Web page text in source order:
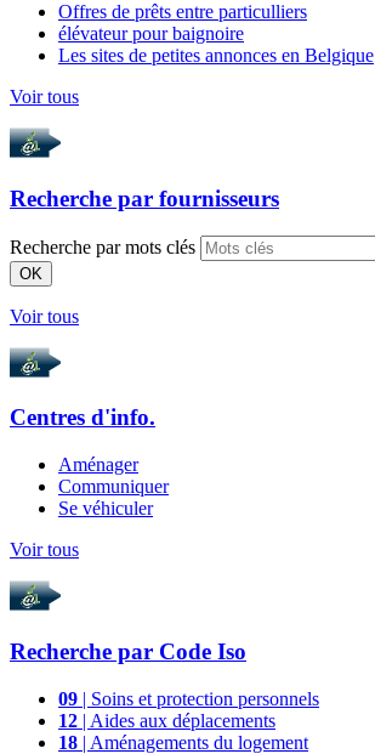
Offres de prêts entre particulliers
élévateur pour baignoire
Les sites de petites annonces en Belgique
Voir tous
Recherche par fournisseurs
Recherche par mots clés
OK
Voir tous
Centres d'info.
Aménager
Communiquer
Se véhiculer
Voir tous
Recherche par Code Iso
09 | Soins et protection personnels
12 | Aides aux déplacements
18 | Aménagements du logement